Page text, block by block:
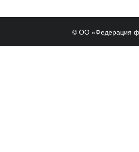
© ОО «Федерация